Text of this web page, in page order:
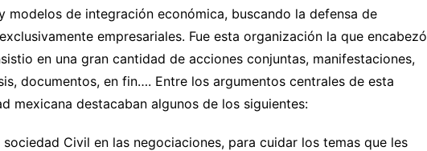
modelos de integración económica, buscando la defensa de
empresariales. Fue esta organización la que encabezó
en una gran cantidad de acciones conjuntas, manifestaciones,
documentos, en fin…. Entre los argumentos centrales de esta
mexicana destacaban algunos de los siguientes:
Civil en las negociaciones, para cuidar los temas que les